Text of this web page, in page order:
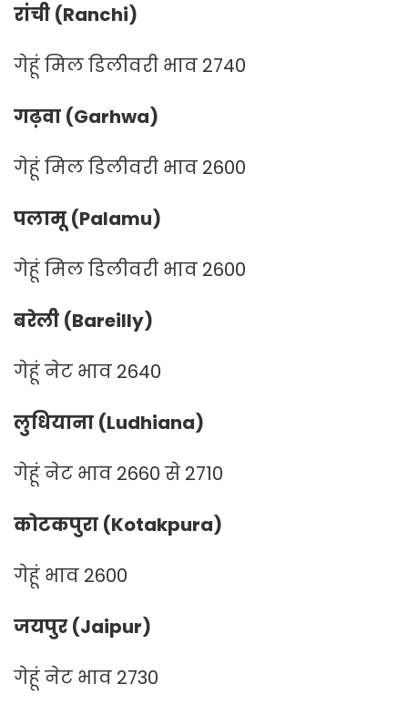
रांची (Ranchi)
गेहूं मिल डिलीवरी भाव 2740
गढ़वा (Garhwa)
गेहूं मिल डिलीवरी भाव 2600
पलामू (Palamu)
गेहूं मिल डिलीवरी भाव 2600
बरेली (Bareilly)
गेहूं नेट भाव 2640
लुधियाना (Ludhiana)
गेहूं नेट भाव 2660 से 2710
कोटकपुरा (Kotakpura)
गेहूं भाव 2600
जयपुर (Jaipur)
गेहूं नेट भाव 2730